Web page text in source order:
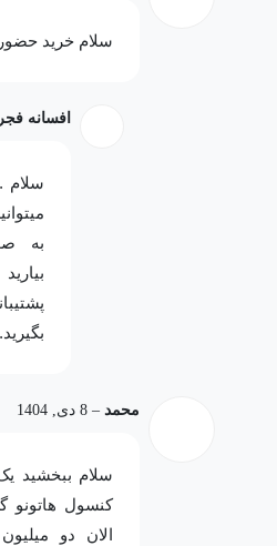
سلام خرید
افسانه فجر
سلام
به
بگیرید.
محمد – 8 دی, 1404
سلام ببخشید
کنسول هاتونو
الان دو